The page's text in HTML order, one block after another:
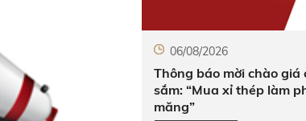
06/08/2026
Thông báo mời chào
sắm: “Mua xỉ thép làm
măng”